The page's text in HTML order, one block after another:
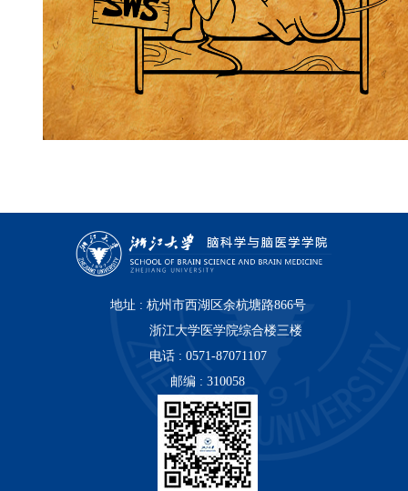
地址 : 杭州市西湖区余杭塘路866号
浙江大学医学院综合楼三楼
电话 : 0571-87071107
邮编 : 310058